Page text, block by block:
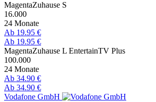
MagentaZuhause S
16.000
24 Monate
Ab 19.95 €
Ab 19.95 €
MagentaZuhause L EntertainTV Plus
100.000
24 Monate
Ab 34.90 €
Ab 34.90 €
Vodafone GmbH